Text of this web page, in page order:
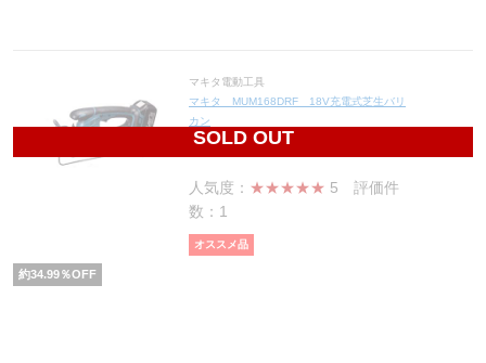
SOLD OUT
マキタ電動工具
マキタ MUM168DRF 18V充電式芝生バリ
カン
23,600
人気度： ★★★★★ 5 評価件
数：1
オススメ品
約34.99％OFF